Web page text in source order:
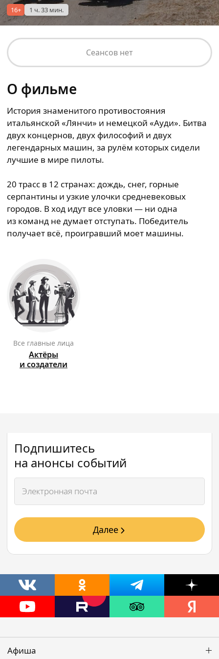
16+ 1 ч. 33 мин.
Сеансов нет
О фильме
История знаменитого противостояния
итальянской «Лянчи» и немецкой «Ауди». Битва
двух концернов, двух философий и двух
легендарных машин, за рулём которых сидели
лучшие в мире пилоты.
20 трасс в 12 странах: дождь, снег, горные
серпантины и узкие улочки средневековых
городов. В ход идут все уловки — ни одна
из команд не думает отступать. Победитель
получает всё, проигравший моет машины.
Все главные лица
Актёры
и создатели
Подпишитесь
на анонсы событий
Далее
Афиша